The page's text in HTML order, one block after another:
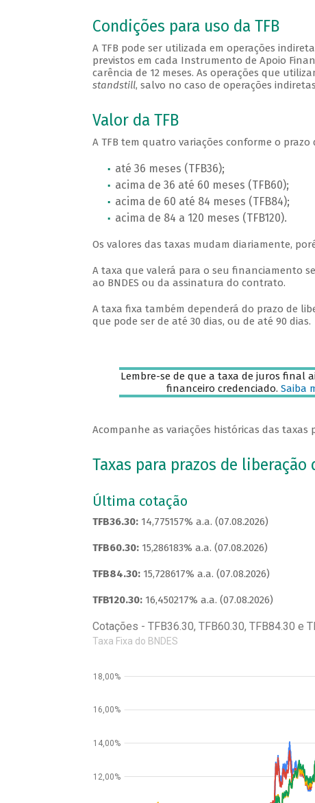
Condições para uso da TFB
A TFB pode ser utilizada em operações
previstos em cada Instrumento de Apoio
carência de 12 meses. As operações que
standstill, salvo no caso de operações
Valor da TFB
A TFB tem quatro variações conforme o
até 36 meses (TFB36);
acima de 36 até 60 meses (TFB60);
acima de 60 até 84 meses (TFB84);
acima de 84 a 120 meses (TFB120).
Os valores das taxas mudam diariamente,
A taxa que valerá para o seu financiamento
ao BNDES ou da assinatura do contrato.
A taxa fixa também dependerá do prazo de
que pode ser de até 30 dias, ou de até 90 dias.
Lembre-se de que a taxa de juros final
financeiro credenciado. Saiba
Acompanhe as variações históricas das taxas
Taxas para prazos de
Última cotação
TFB36.30: 14,775157% a.a. (07.08.2026)
TFB60.30: 15,286183% a.a. (07.08.2026)
TFB84.30: 15,728617% a.a. (07.08.2026)
TFB120.30: 16,450217% a.a. (07.08.2026)
Cotações - TFB36.30, TFB60.30, TFB84.30 e
Taxa Fixa do BNDES
12,00%
14,00%
16,00%
18,00%